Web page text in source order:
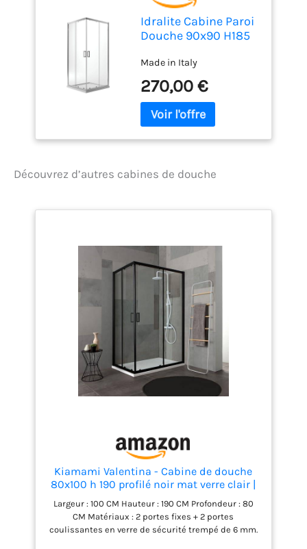
Idralite Cabine Paroi
Douche 90x90 H185
Mod. Ready
Made in Italy
270,00 €
Découvrez d’autres cabines de douche
Kiamami Valentina - Cabine de douche
80x100 h 190 profilé noir mat verre clair |
City
Largeur : 100 CM Hauteur : 190 CM Profondeur : 80
CM Matériaux : 2 portes fixes + 2 portes
coulissantes en verre de sécurité trempé de 6 mm.